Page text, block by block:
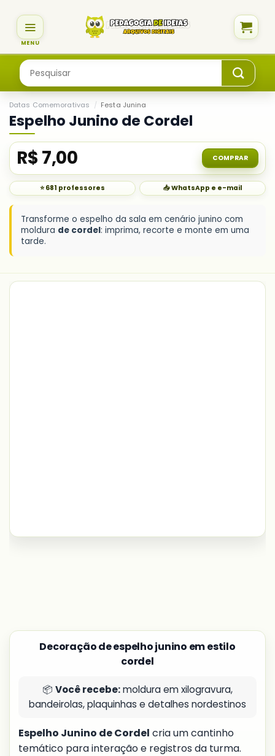
content
Pesquisar
por:
Datas Comemorativas / Festa Junina
Espelho Junino de Cordel
R$ 7,00 COMPRAR
⭐ 681 professores 📥 WhatsApp e e-mail
Transforme o espelho da sala em cenário junino com
moldura de cordel: imprima, recorte e monte em uma
tarde.
Decoração de espelho junino em estilo
cordel
📦 Você recebe:moldura em xilogravura,
bandeirolas, plaquinhas e detalhes nordestinos
Espelho Junino de Cordel cria um cantinho
temático para interação e registros da turma.